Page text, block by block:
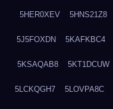
5HER0XEV 5HNS21Z8
5J5FOXDN 5KAFKBC4
5KSAQAB8 5KT1DCUW
5LCKQGH7 5LOVPA8C